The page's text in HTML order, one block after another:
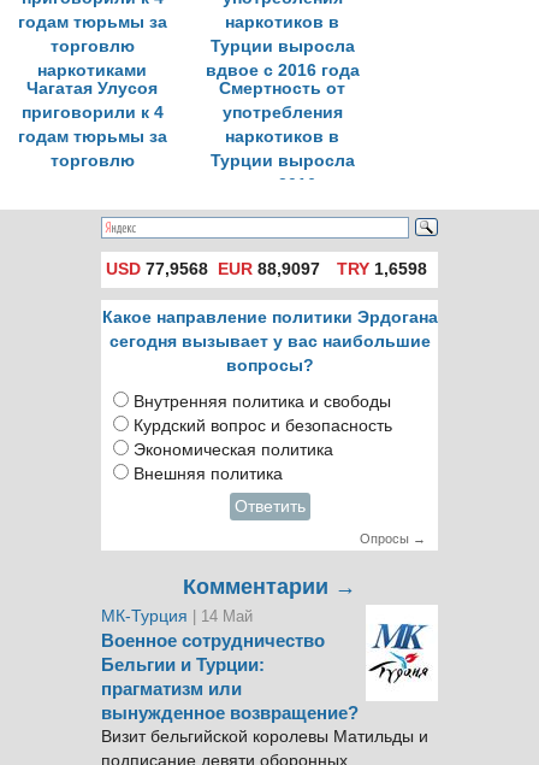
Чагатая Улусоя
приговорили к 4
годам тюрьмы за
торговлю
Смертность от
употребления
наркотиков в
Турции выросла
вдвое с 2016 года
USD 77,9568 EUR 88,9097 TRY1,6598
Какое направление политики Эрдогана
сегодня вызывает у вас наибольшие
вопросы?
Внутренняя политика и свободы
Курдский вопрос и безопасность
Экономическая политика
Внешняя политика
Ответить
Опросы →
Комментарии →
МК-Турция | 14 Май
Военное сотрудничество
Бельгии и Турции:
прагматизм или
вынужденное возвращение?
Визит бельгийской королевы Матильды и
подписание девяти оборонных